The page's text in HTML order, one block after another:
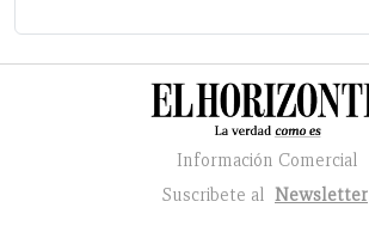
Información Comercial
Suscribete al
Newsletter